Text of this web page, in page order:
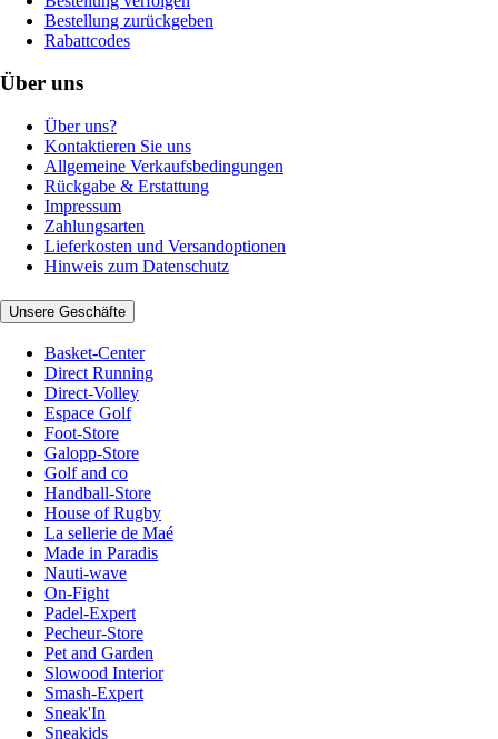
Bestellung zurückgeben
Rabattcodes
Über uns
Über uns?
Kontaktieren Sie uns
Allgemeine Verkaufsbedingungen
Rückgabe & Erstattung
Impressum
Zahlungsarten
Lieferkosten und Versandoptionen
Hinweis zum Datenschutz
Unsere Geschäfte
Basket-Center
Direct Running
Direct-Volley
Espace Golf
Foot-Store
Galopp-Store
Golf and co
Handball-Store
House of Rugby
La sellerie de Maé
Made in Paradis
Nauti-wave
On-Fight
Padel-Expert
Pecheur-Store
Pet and Garden
Slowood Interior
Smash-Expert
Sneak'In
Sneakids